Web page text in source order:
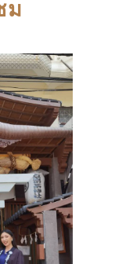
ม